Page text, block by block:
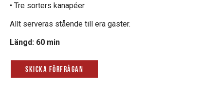
• Tre sorters kanapéer
Allt serveras stående till era gäster.
Längd: 60 min
Skicka förfrågan